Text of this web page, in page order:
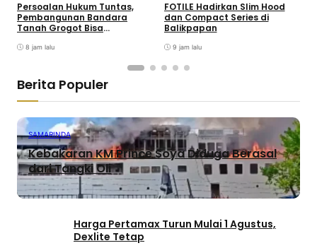
Persoalan Hukum Tuntas,
Pembangunan Bandara
Tanah Grogot Bisa
8 jam lalu
FOTILE Hadirkan Slim Hood
dan Compact Series di
Balikpapan
9 jam lalu
Berita Populer
SAMARINDA
Kebakaran KM Prince Soya Diduga Berasal
dari Tangki Oli
Harga Pertamax Turun Mulai 1 Agustus,
Dexlite Tetap